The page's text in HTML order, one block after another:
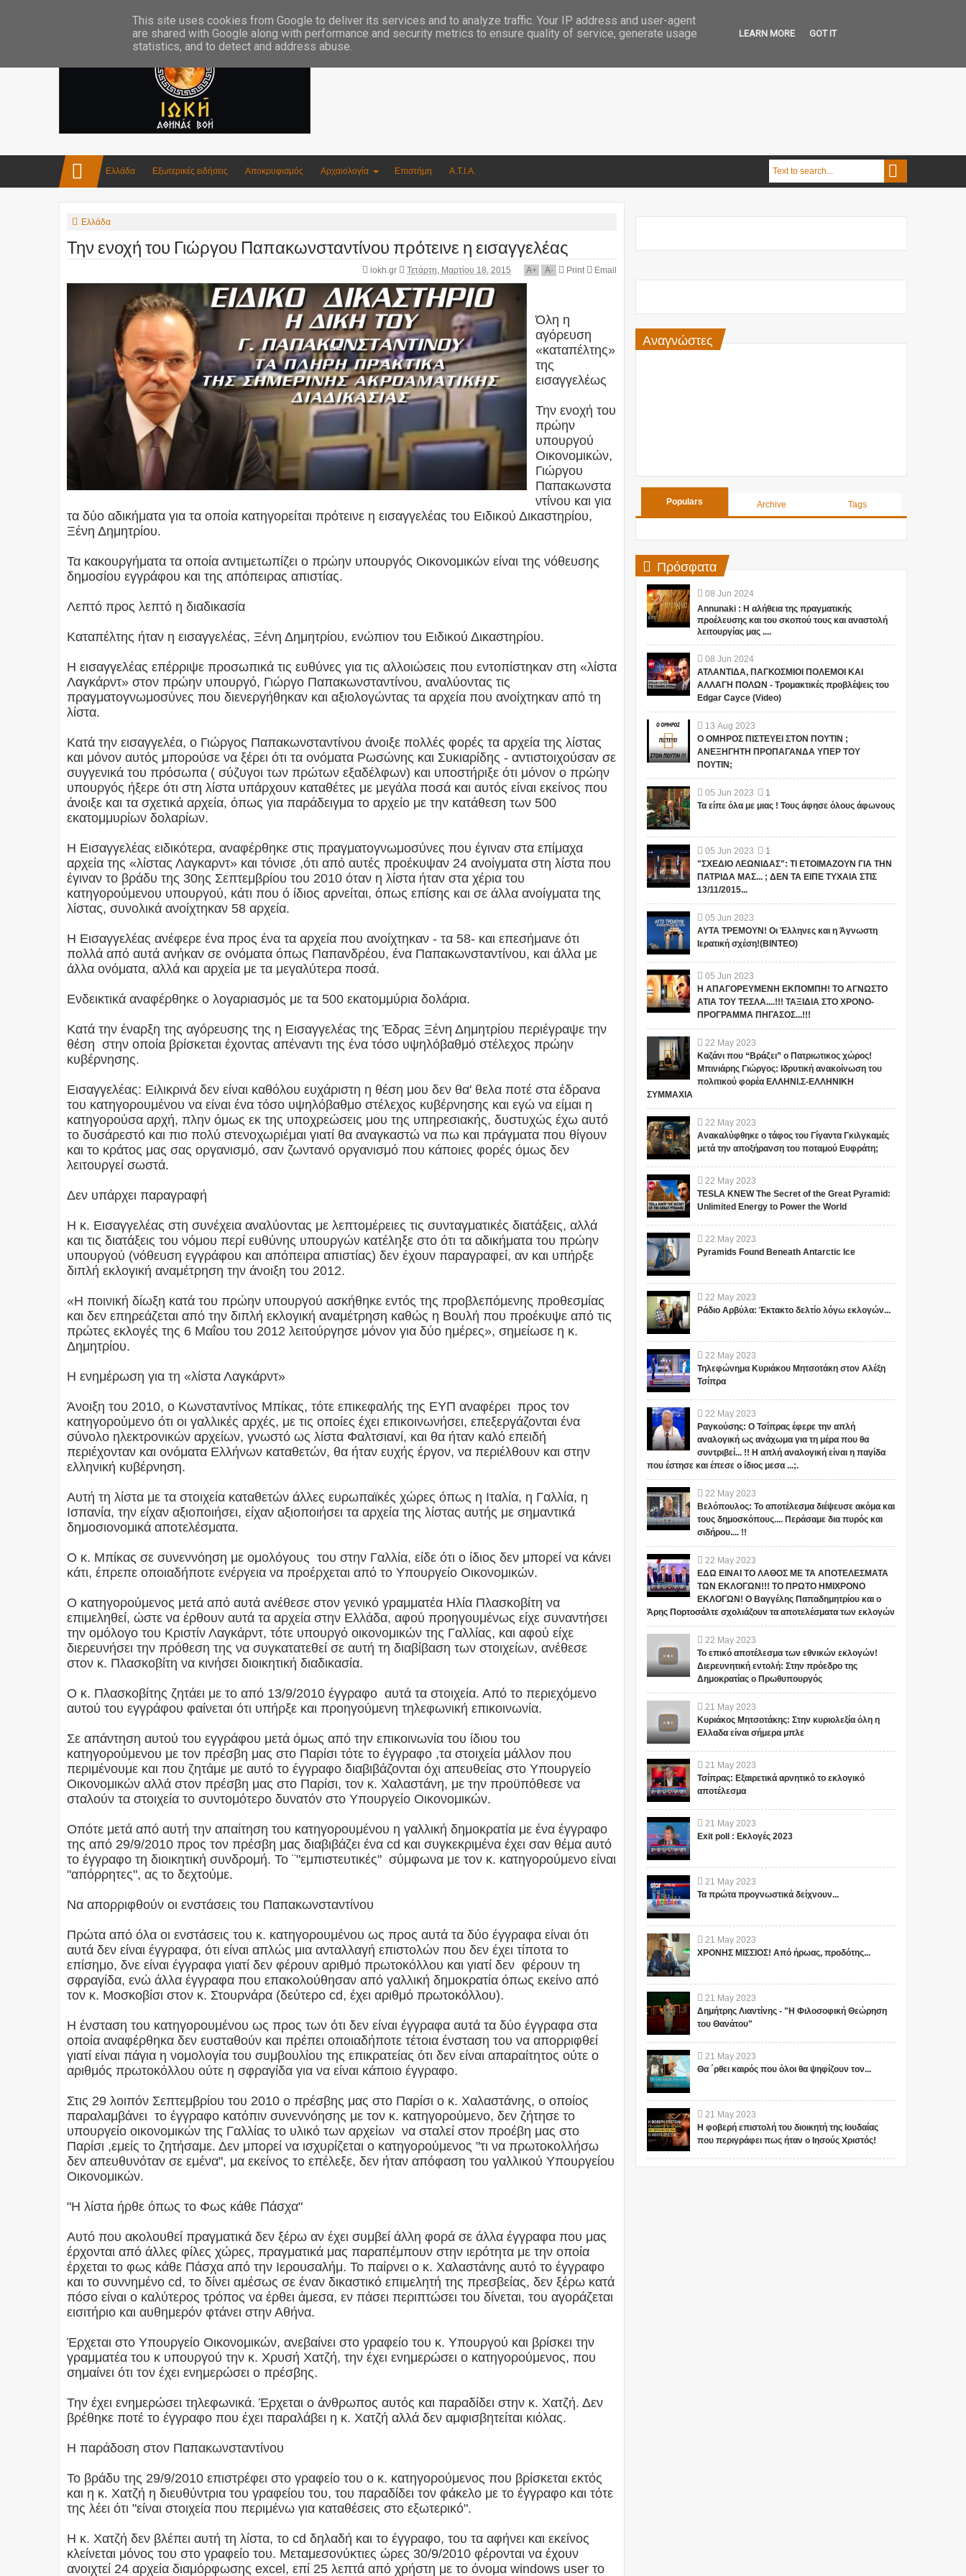
Ελλάδα Εξωτερικές ειδήσεις Αποκρυφισμός Αρχαιολογία Επιστήμη Α.Τ.Ι.Α.
Ελλάδα
Την ενοχή του Γιώργου Παπακωνσταντίνου πρότεινε η εισαγγελέας
iokh.gr Τετάρτη, Μαρτίου 18, 2015 A+ A- Print Email
Όλη η
αγόρευση
«καταπέλτης»
της
εισαγγελέως
Την ενοχή του
πρώην
υπουργού
Οικονομικών,
Γιώργου
Παπακωνστα
ντίνου και για
τα δύο αδικήματα για τα οποία κατηγορείται πρότεινε η εισαγγελέας του Ειδικού Δικαστηρίου,
Ξένη Δημητρίου.
Τα κακουργήματα τα οποία αντιμετωπίζει ο πρώην υπουργός Οικονομικών είναι της νόθευσης
δημοσίου εγγράφου και της απόπειρας απιστίας.
Λεπτό προς λεπτό η διαδικασία
Καταπέλτης ήταν η εισαγγελέας, Ξένη Δημητρίου, ενώπιον του Ειδικού Δικαστηρίου.
Η εισαγγελέας επέρριψε προσωπικά τις ευθύνες για τις αλλοιώσεις που εντοπίστηκαν στη «λίστα
Λαγκάρντ» στον πρώην υπουργό, Γιώργο Παπακωνσταντίνου, αναλύοντας τις
πραγματογνωμοσύνες που διενεργήθηκαν και αξιολογώντας τα αρχεία που ανοίχτηκαν από τη
λίστα.
Κατά την εισαγγελέα, ο Γιώργος Παπακωνσταντίνου άνοιξε πολλές φορές τα αρχεία της λίστας
και μόνον αυτός μπορούσε να ξέρει ότι τα ονόματα Ρωσώνης και Συκιαρίδης - αντιστοιχούσαν σε
συγγενικά του πρόσωπα ( σύζυγοι των πρώτων εξαδέλφων) και υποστήριξε ότι μόνον ο πρώην
υπουργός ήξερε ότι στη λίστα υπάρχουν καταθέτες με μεγάλα ποσά και αυτός είναι εκείνος που
άνοιξε και τα σχετικά αρχεία, όπως για παράδειγμα το αρχείο με την κατάθεση των 500
εκατομμυρίων δολαρίων.
Η Εισαγγελέας ειδικότερα, αναφέρθηκε στις πραγματογνωμοσύνες που έγιναν στα επίμαχα
αρχεία της «λίστας Λαγκαρντ» και τόνισε ,ότι από αυτές προέκυψαν 24 ανοίγματα στη λίστα που
έγιναν το βράδυ της 30ης Σεπτεμβρίου του 2010 όταν η λίστα ήταν στα χέρια του
κατηγορούμενου υπουργού, κάτι που ό ίδιος αρνείται, όπως επίσης και σε άλλα ανοίγματα της
λίστας, συνολικά ανοίχτηκαν 58 αρχεία.
H Εισαγγελέας ανέφερε ένα προς ένα τα αρχεία που ανοίχτηκαν - τα 58- και επεσήμανε ότι
πολλά από αυτά ανήκαν σε ονόματα όπως Παπανδρέου, ένα Παπακωνσταντίνου, και άλλα με
άλλα ονόματα, αλλά και αρχεία με τα μεγαλύτερα ποσά.
Ενδεικτικά αναφέρθηκε ο λογαριασμός με τα 500 εκατομμύρια δολάρια.
Κατά την έναρξη της αγόρευσης της η Εισαγγελέας της Έδρας Ξένη Δημητρίου περιέγραψε την
θέση στην οποία βρίσκεται έχοντας απέναντι της ένα τόσο υψηλόβαθμό στέλεχος πρώην
κυβέρνησης.
Εισαγγελέας: Ειλικρινά δεν είναι καθόλου ευχάριστη η θέση μου δεν θα' θελα ποτέ στα έδρανα
του κατηγορουμένου να είναι ένα τόσο υψηλόβαθμο στέλεχος κυβέρνησης και εγώ να είμαι η
κατηγορούσα αρχή, πλην όμως εκ της υποχρεώσεις μου της υπηρεσιακής, δυστυχώς έχω αυτό
το δυσάρεστό και πιο πολύ στενοχωριέμαι γιατί θα αναγκαστώ να πω και πράγματα που θίγουν
και το κράτος μας σας οργανισμό, σαν ζωντανό οργανισμό που κάποιες φορές όμως δεν
λειτουργεί σωστά.
Δεν υπάρχει παραγραφή
Η κ. Εισαγγελέας στη συνέχεια αναλύοντας με λεπτομέρειες τις συνταγματικές διατάξεις, αλλά
και τις διατάξεις του νόμου περί ευθύνης υπουργών κατέληξε στο ότι τα αδικήματα του πρώην
υπουργού (νόθευση εγγράφου και απόπειρα απιστίας) δεν έχουν παραγραφεί, αν και υπήρξε
διπλή εκλογική αναμέτρηση την άνοιξη του 2012.
«Η ποινική δίωξη κατά του πρώην υπουργού ασκήθηκε εντός της προβλεπόμενης προθεσμίας
και δεν επηρεάζεται από την διπλή εκλογική αναμέτρηση καθώς η Βουλή που προέκυψε από τις
πρώτες εκλογές της 6 Μαΐου του 2012 λειτούργησε μόνον για δύο ημέρες», σημείωσε η κ.
Δημητρίου.
Η ενημέρωση για τη «λίστα Λαγκάρντ»
Άνοιξη του 2010, ο Κωνσταντίνος Μπίκας, τότε επικεφαλής της ΕΥΠ αναφέρει προς τον
κατηγορούμενο ότι οι γαλλικές αρχές, με τις οποίες έχει επικοινωνήσει, επεξεργάζονται ένα
σύνολο ηλεκτρονικών αρχείων, γνωστό ως λίστα Φαλτσιανί, και θα ήταν καλό επειδή
περιέχονταν και ονόματα Ελλήνων καταθετών, θα ήταν ευχής έργον, να περιέλθουν και στην
ελληνική κυβέρνηση.
Αυτή τη λίστα με τα στοιχεία καταθετών άλλες ευρωπαϊκές χώρες όπως η Ιταλία, η Γαλλία, η
Ισπανία, την είχαν αξιοποιήσει, είχαν αξιοποιήσει τα αρχεία της λίστας αυτής με σημαντικά
δημοσιονομικά αποτελέσματα.
Ο κ. Μπίκας σε συνεννόηση με ομολόγους του στην Γαλλία, είδε ότι ο ίδιος δεν μπορεί να κάνει
κάτι, έπρεπε οποιαδήποτε ενέργεια να προέρχεται από το Υπουργείο Οικονομικών.
Ο κατηγορούμενος μετά από αυτά ανέθεσε στον γενικό γραμματέα Ηλία Πλασκοβίτη να
επιμεληθεί, ώστε να έρθουν αυτά τα αρχεία στην Ελλάδα, αφού προηγουμένως είχε συναντήσει
την ομόλογο του Κριστίν Λαγκάρντ, τότε υπουργό οικονομικών της Γαλλίας, και αφού είχε
διερευνήσει την πρόθεση της να συγκατατεθεί σε αυτή τη διαβίβαση των στοιχείων, ανέθεσε
στον κ. Πλασκοβίτη να κινήσει διοικητική διαδικασία.
Ο κ. Πλασκοβίτης ζητάει με το από 13/9/2010 έγγραφο αυτά τα στοιχεία. Από το περιεχόμενο
αυτού του εγγράφου φαίνεται ότι υπήρξε και προηγούμενη τηλεφωνική επικοινωνία.
Σε απάντηση αυτού του εγγράφου μετά όμως από την επικοινωνία του ίδιου του
κατηγορούμενου με τον πρέσβη μας στο Παρίσι τότε το έγγραφο ,τα στοιχεία μάλλον που
περιμένουμε και που ζητάμε με αυτό το έγγραφο διαβιβάζονται όχι απευθείας στο Υπουργείο
Οικονομικών αλλά στον πρέσβη μας στο Παρίσι, τον κ. Χαλαστάνη, με την προϋπόθεσε να
σταλούν τα στοιχεία το συντομότερο δυνατόν στο Υπουργείο Οικονομικών.
Οπότε μετά από αυτή την απαίτηση του κατηγορουμένου η γαλλική δημοκρατία με ένα έγγραφο
της από 29/9/2010 προς τον πρέσβη μας διαβιβάζει ένα cd και συγκεκριμένα έχει σαν θέμα αυτό
το έγγραφο τη διοικητική συνδρομή. Το ¨"εμπιστευτικές" σύμφωνα με τον κ. κατηγορούμενο είναι
"απόρρητες", ας το δεχτούμε.
Να απορριφθούν οι ενστάσεις του Παπακωνσταντίνου
Πρώτα από όλα οι ενστάσεις του κ. κατηγορουμένου ως προς αυτά τα δύο έγγραφα είναι ότι
αυτά δεν είναι έγγραφα, ότι είναι απλώς μια ανταλλαγή επιστολών που δεν έχει τίποτα το
επίσημο, δνε είναι έγγραφα γιατί δεν φέρουν αριθμό πρωτοκόλλου και γιατί δεν φέρουν τη
σφραγίδα, ενώ άλλα έγγραφα που επακολούθησαν από γαλλική δημοκρατία όπως εκείνο από
τον κ. Μοσκοβίσι στον κ. Στουρνάρα (δεύτερο cd, έχει αριθμό πρωτοκόλλου).
Η ένσταση του κατηγορουμένου ως προς των ότι δεν είναι έγγραφα αυτά τα δύο έγγραφα στα
οποία αναφέρθηκα δεν ευσταθούν και πρέπει οποιαδήποτε τέτοια ένσταση του να απορριφθεί
γιατί είναι πάγια η νομολογία του συμβουλίου της επικρατείας ότι δεν είναι απαραίτητος ούτε ο
αριθμός πρωτοκόλλου ούτε η σφραγίδα για να είναι κάποιο έγγραφο.
Στις 29 λοιπόν Σεπτεμβρίου του 2010 ο πρέσβης μας στο Παρίσι ο κ. Χαλαστάνης, ο οποίος
παραλαμβάνει το έγγραφο κατόπιν συνεννόησης με τον κ. κατηγορούμενο, δεν ζήτησε το
υπουργείο οικονομικών της Γαλλίας το υλικό των αρχείων να σταλεί στον προέβη μας στο
Παρίσι ,εμείς το ζητήσαμε. Δεν μπορεί να ισχυρίζεται ο κατηγορούμενος "τι να πρωτοκολλήσω
δεν απευθυνόταν σε εμένα", μα εκείνος το επέλεξε, δεν ήταν απόφαση του γαλλικού Υπουργείου
Οικονομικών.
"Η λίστα ήρθε όπως το Φως κάθε Πάσχα"
Αυτό που ακολουθεί πραγματικά δεν ξέρω αν έχει συμβεί άλλη φορά σε άλλα έγγραφα που μας
έρχονται από άλλες φίλες χώρες, πραγματικά μας παραπέμπουν στην ιερότητα με την οποία
έρχεται το φως κάθε Πάσχα από την Ιερουσαλήμ. Το παίρνει ο κ. Χαλαστάνης αυτό το έγγραφο
και το συννημένο cd, το δίνει αμέσως σε έναν δικαστικό επιμελητή της πρεσβείας, δεν ξέρω κατά
πόσο είναι ο καλύτερος τρόπος να έρθει άμεσα, εν πάσει περιπτώσει του δίνεται, του αγοράζεται
εισιτήριο και αυθημερόν φτάνει στην Αθήνα.
Έρχεται στο Υπουργείο Οικονομικών, ανεβαίνει στο γραφείο του κ. Υπουργού και βρίσκει την
γραμματέα του κ υπουργού την κ. Χρυσή Χατζή, την έχει ενημερώσει ο κατηγορούμενος, που
σημαίνει ότι τον έχει ενημερώσει ο πρέσβης.
Την έχει ενημερώσει τηλεφωνικά. Έρχεται ο άνθρωπος αυτός και παραδίδει στην κ. Χατζή. Δεν
βρέθηκε ποτέ το έγγραφο που έχει παραλάβει η κ. Χατζή αλλά δεν αμφισβητείται κιόλας.
Η παράδοση στον Παπακωνσταντίνου
Το βράδυ της 29/9/2010 επιστρέφει στο γραφείο του ο κ. κατηγορούμενος που βρίσκεται εκτός
και η κ. Χατζή η διευθύντρια του γραφείου του, του παραδίδει τον φάκελο με το έγγραφο και τότε
της λέει ότι "είναι στοιχεία που περιμένω για καταθέσεις στο εξωτερικό".
Η κ. Χατζή δεν βλέπει αυτή τη λίστα, το cd δηλαδή και το έγγραφο, του τα αφήνει και εκείνος
κλείνεται μόνος του στο γραφείο του. Μεταμεσονύκτιες ώρες 30/9/2010 φέρονται να έχουν
ανοιχτεί 24 αρχεία διαμόρφωσης excel, επί 25 λεπτά από χρήστη με το όνομα windows user το
Αναγνώστες
Populars Archive Tags
Πρόσφατα
08 Jun 2024
Annunaki : Η αλήθεια της πραγματικής
προέλευσης και του σκοπού τους και αναστολή
λειτουργίας μας ....
08 Jun 2024
ΑΤΛΑΝΤΙΔΑ, ΠΑΓΚΟΣΜΙΟΙ ΠΟΛΕΜΟΙ ΚΑΙ
ΑΛΛΑΓΗ ΠΟΛΩΝ - Τρομακτικές προβλέψεις του
Edgar Cayce (Video)
13 Aug 2023
Ο ΟΜΗΡΟΣ ΠΙΣΤΕΥΕΙ ΣΤΟΝ ΠΟΥΤΙΝ ;
ΑΝΕΞΗΓΗΤΗ ΠΡΟΠΑΓΑΝΔΑ ΥΠΕΡ ΤΟΥ
ΠΟΥΤΙΝ;
05 Jun 2023
1
Τα είπε όλα με μιας ! Τους άφησε όλους άφωνους
05 Jun 2023
1
"ΣΧΕΔΙΟ ΛΕΩΝΙΔΑΣ": ΤΙ ΕΤΟΙΜΑΖΟΥΝ ΓΙΑ ΤΗΝ
ΠΑΤΡΙΔΑ ΜΑΣ... ; ΔΕΝ ΤΑ ΕΙΠΕ ΤΥΧΑΙΑ ΣΤΙΣ
13/11/2015...
05 Jun 2023
ΑΥΤΑ ΤΡΕΜΟΥΝ! Οι Έλληνες και η Άγνωστη
Ιερατική σχέση!(ΒΙΝΤΕΟ)
05 Jun 2023
Η ΑΠΑΓΟΡΕΥΜΕΝΗ ΕΚΠΟΜΠΗ! ΤΟ ΑΓΝΩΣΤΟ
ΑΤΙΑ ΤΟΥ ΤΕΣΛΑ....!!! ΤΑΞΙΔΙΑ ΣΤΟ ΧΡΟΝΟ-
ΠΡΟΓΡΑΜΜΑ ΠΗΓΑΣΟΣ...!!!
22 May 2023
Καζάνι που “Βράζει” ο Πατριωτικος χώρος!
Μπινιάρης Γιώργος: Ιδρυτική ανακοίνωση του
πολιτικού φορέα ΕΛΛΗΝΙ.Σ-ΕΛΛΗΝΙΚΗ
ΣΥΜΜΑΧΙΑ
22 May 2023
Ανακαλύφθηκε ο τάφος του Γίγαντα Γκιλγκαμές
μετά την αποξήρανση του ποταμού Ευφράτη;
22 May 2023
TESLA KNEW The Secret of the Great Pyramid:
Unlimited Energy to Power the World
22 May 2023
Pyramids Found Beneath Antarctic Ice
22 May 2023
Ράδιο Αρβύλα: Έκτακτο δελτίο λόγω εκλογών...
22 May 2023
Τηλεφώνημα Κυριάκου Μητσοτάκη στον Αλέξη
Τσίπρα
22 May 2023
Ραγκούσης: Ο Τσίπρας έφερε την απλή
αναλογική ως ανάχωμα για τη μέρα που θα
συντριβεί... !! Η απλή αναλογική είναι η παγίδα
που έστησε και έπεσε ο ίδιος μεσα ...;.
22 May 2023
Βελόπουλος: Το αποτέλεσμα διέψευσε ακόμα και
τους δημοσκόπους.... Περάσαμε δια πυρός και
σιδήρου.... !!
22 May 2023
ΕΔΩ ΕΙΝΑΙ ΤΟ ΛΑΘΟΣ ΜΕ ΤΑ ΑΠΟΤΕΛΕΣΜΑΤΑ
ΤΩΝ ΕΚΛΟΓΩΝ!!! ΤΟ ΠΡΩΤΟ ΗΜΙΧΡΟΝΟ
ΕΚΛΟΓΩΝ! Ο Βαγγέλης Παπαδημητρίου και ο
Άρης Πορτοσάλτε σχολιάζουν τα αποτελέσματα των εκλογών
22 May 2023
Το επικό αποτέλεσμα των εθνικών εκλογών!
Διερευνητική εντολή: Στην πρόεδρο της
Δημοκρατίας ο Πρωθυπουργός
21 May 2023
Κυριάκος Μητσοτάκης: Στην κυριολεξία όλη η
Ελλαδα είναι σήμερα μπλε
21 May 2023
Τσίπρας: Εξαιρετικά αρνητικό το εκλογικό
αποτέλεσμα
21 May 2023
Exit poll : Εκλογές 2023
21 May 2023
Τα πρώτα προγνωστικά δείχνουν...
21 May 2023
ΧΡΟΝΗΣ ΜΙΣΣΙΟΣ! Από ήρωας, προδότης...
21 May 2023
Δημήτρης Λιαντίνης - "Η Φιλοσοφική Θεώρηση
του Θανάτου"
21 May 2023
Θα ΄ρθει καιρός που όλοι θα ψηφίζουν τον...
21 May 2023
Η φοβερή επιστολή του διοικητή της Ιουδαίας
που περιγράφει πως ήταν ο Ιησούς Χριστός!
This site uses cookies from Google to deliver its services and to analyze traffic. Your IP address and user-agent
are shared with Google along with performance and security metrics to ensure quality of service, generate usage
statistics, and to detect and address abuse.
LEARN MORE GOT IT